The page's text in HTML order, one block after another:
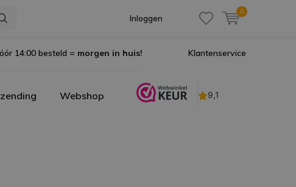
Inloggen
0
14:00 besteld = morgen in huis! Klantenservice
Webshop